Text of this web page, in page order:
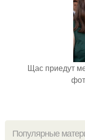
Щас приедут
Популярные